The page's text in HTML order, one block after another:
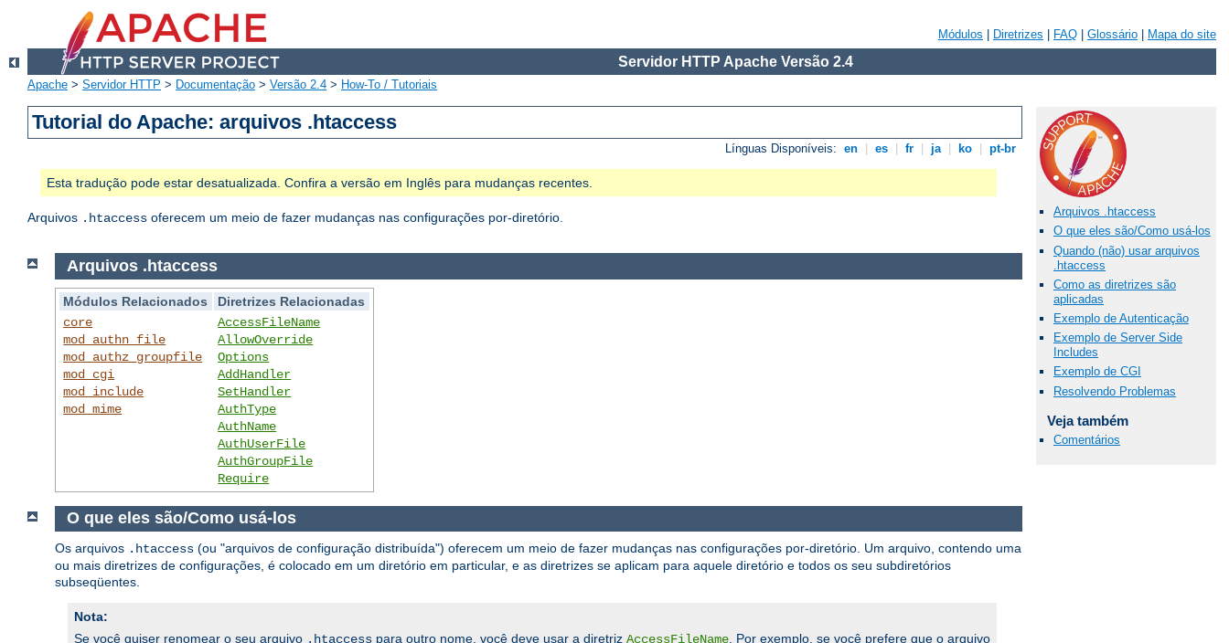
Módulos Diretrizes FAQ Glossário Mapa do site
Servidor HTTP Apache Versão 2.4
Apache > Servidor HTTP > Documentação > Versão 2.4 > How-To / Tutoriais
Tutorial do Apache: arquivos .htaccess
Línguas Disponíveis: en es fr ja ko pt-br
Esta tradução pode estar desatualizada. Confira a versão em Inglês para mudanças recentes.
Arquivos .htaccess oferecem um meio de fazer mudanças nas configurações por-diretório.
Arquivos .htaccess
O que eles são/Como usá-los
Quando (não) usar arquivos
.htaccess
Como as diretrizes são
aplicadas
Exemplo de Autenticação
Exemplo de Server Side
Includes
Exemplo de CGI
Resolvendo Problemas
Veja também
Comentários
Arquivos .htaccess
Módulos Relacionados
Diretrizes Relacionadas
core
mod_authn_file
mod_authz_groupfile
mod_cgi
mod_include
mod_mime
AccessFileName
AllowOverride
Options
AddHandler
SetHandler
AuthType
AuthName
AuthUserFile
AuthGroupFile
Require
O que eles são/Como usá-los
Os arquivos .htaccess (ou "arquivos de configuração distribuída") oferecem um meio de fazer mudanças nas configurações por-diretório. Um arquivo, contendo uma
ou mais diretrizes de configurações, é colocado em um diretório em particular, e as diretrizes se aplicam para aquele diretório e todos os seu subdiretórios
subseqüentes.
Nota:
Se você quiser renomear o seu arquivo .htaccess para outro nome, você deve usar a diretriz AccessFileName . Por exemplo, se você prefere que o arquivo